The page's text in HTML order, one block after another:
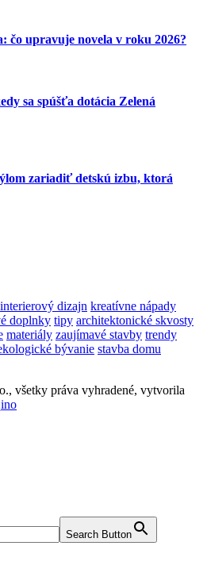
čo upravuje novela v roku 2026?
sa spúšťa dotácia Zelená
zariadiť detskú izbu, ktorá
interierový dizajn kreatívne nápady
doplnky tipy architektonické skvosty
materiály zaujímavé stavby trendy
bývanie stavba domu
všetky práva vyhradené, vytvorila
Search Button